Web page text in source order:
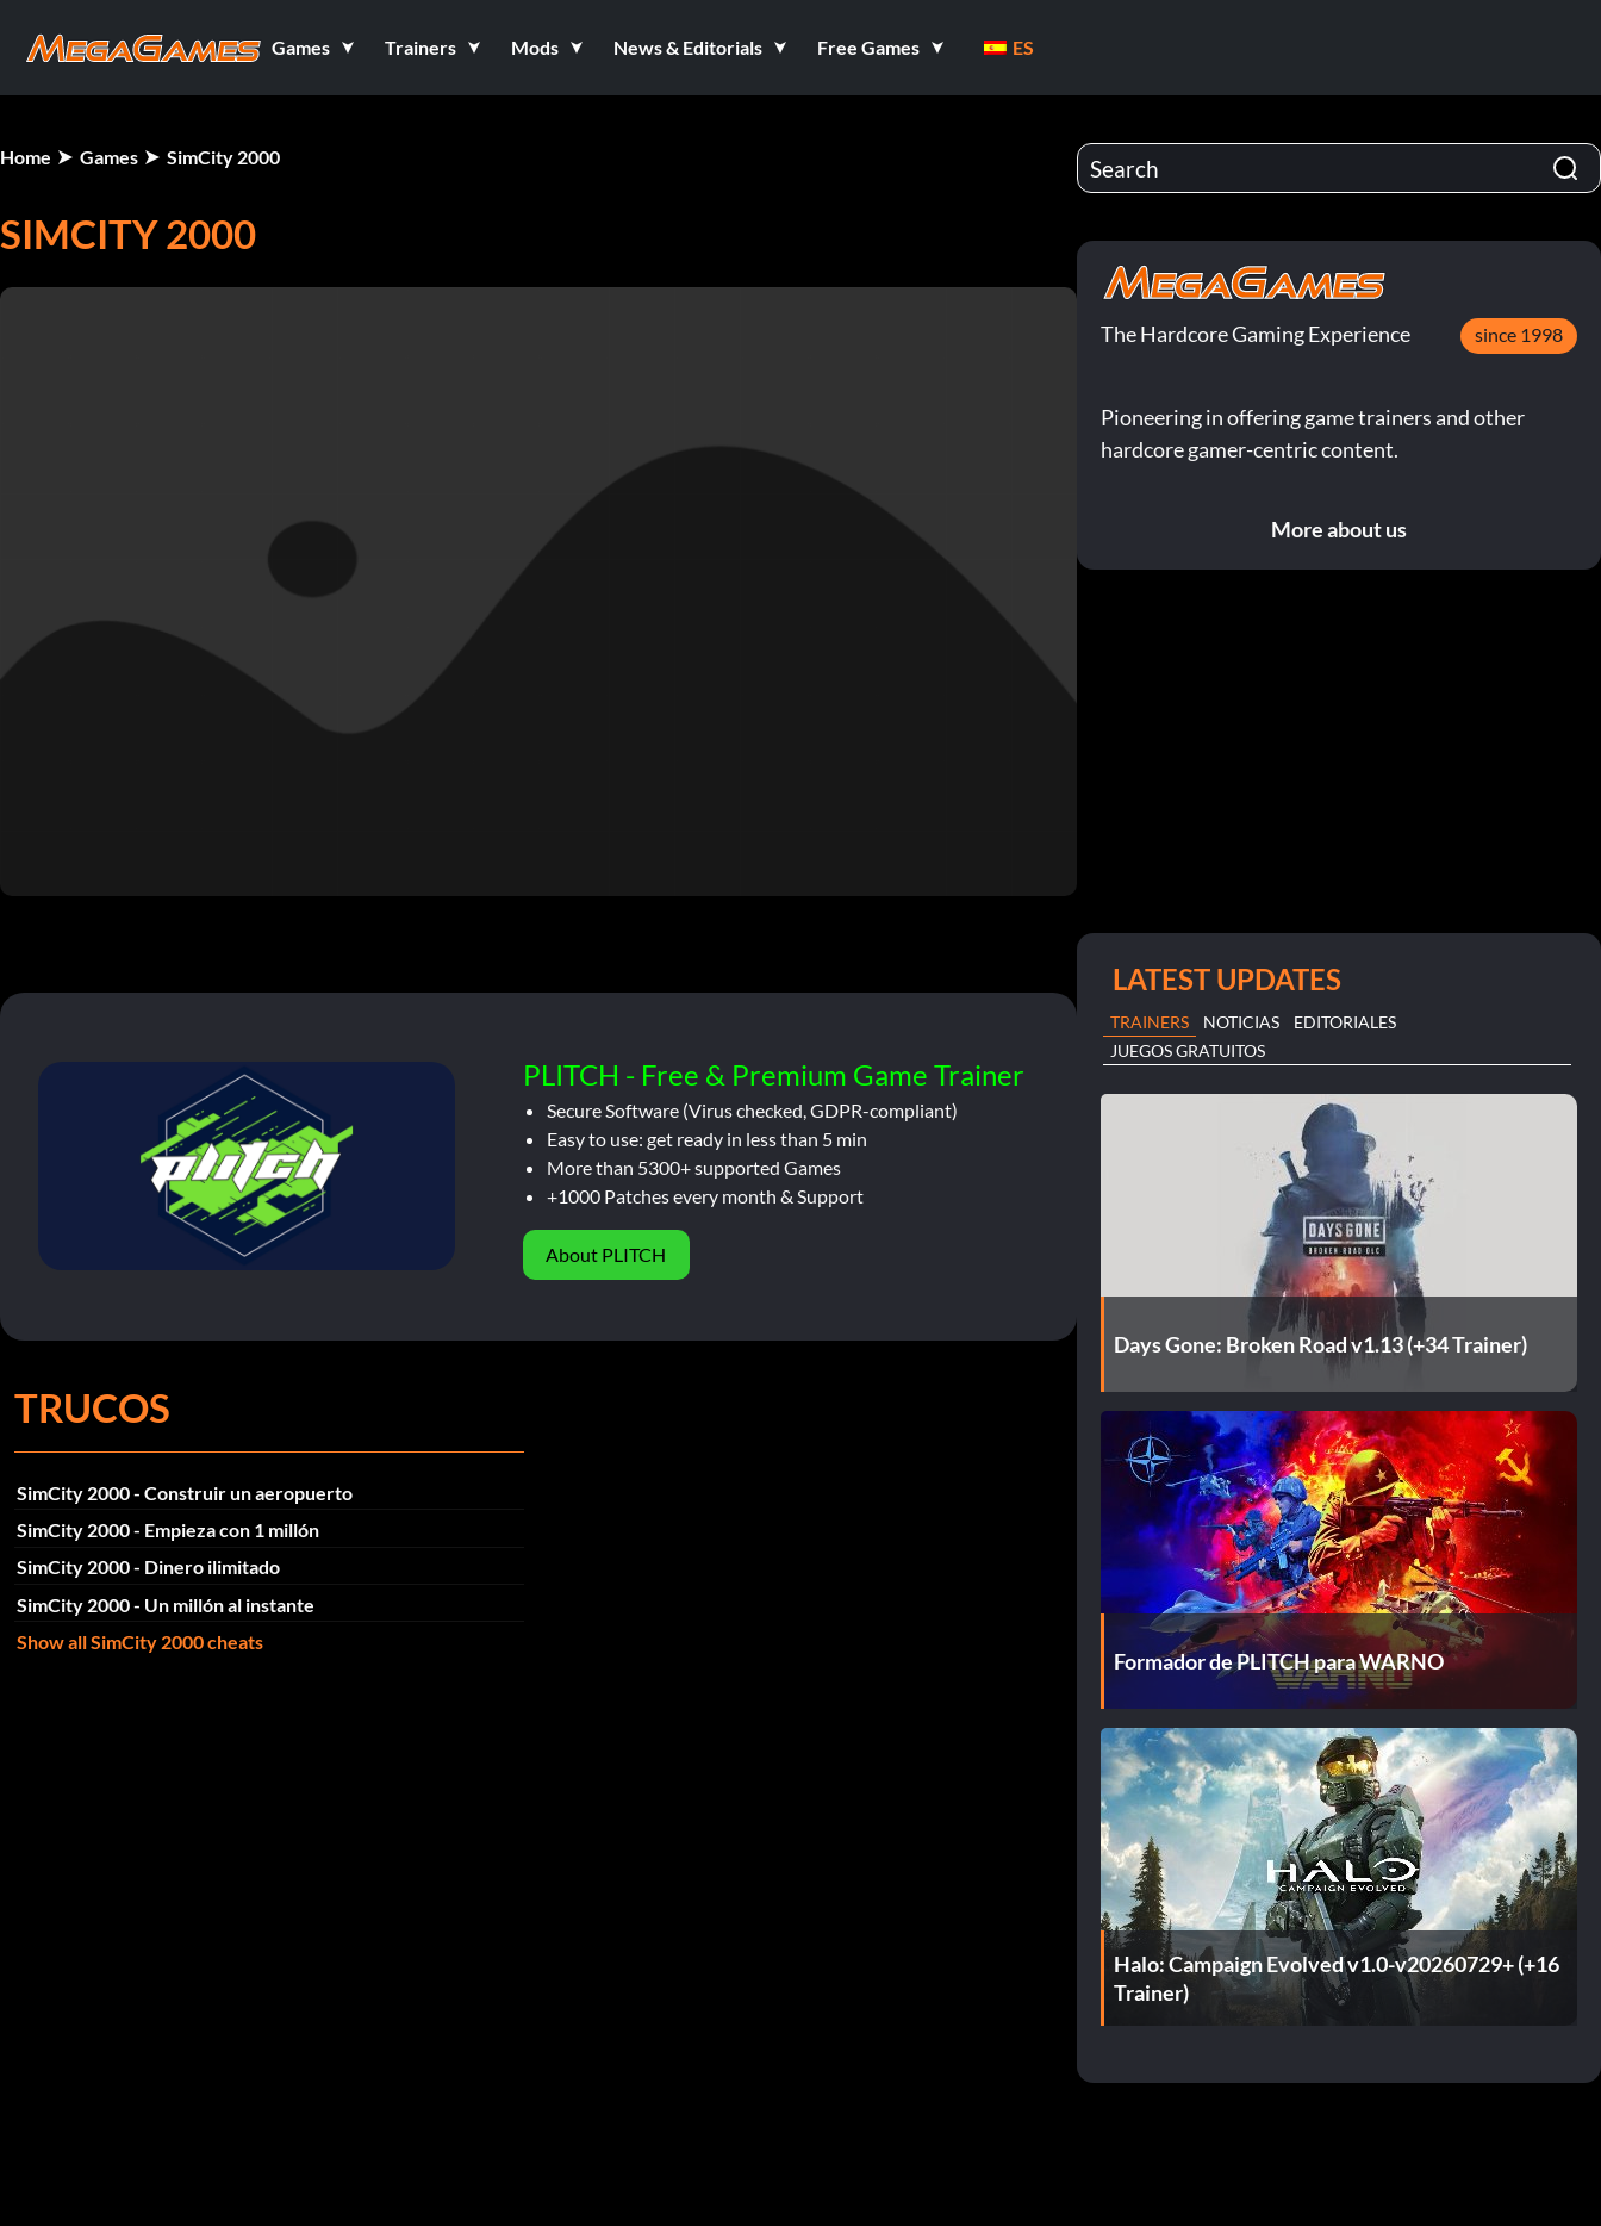
Games Trainers Mods News & Editorials Free Games ES
Home Games SimCity 2000
SIMCITY 2000
PLITCH - Free & Premium Game Trainer
Secure Software (Virus checked, GDPR-compliant)
Easy to use: get ready in less than 5 min
More than 5300+ supported Games
+1000 Patches every month & Support
About PLITCH
TRUCOS
SimCity 2000 - Construir un aeropuerto
SimCity 2000 - Empieza con 1 millón
SimCity 2000 - Dinero ilimitado
SimCity 2000 - Un millón al instante
Show all SimCity 2000 cheats
The Hardcore Gaming Experience since 1998
Pioneering in offering game trainers and other
hardcore gamer-centric content.
More about us
LATEST UPDATES
TRAINERS NOTICIAS
EDITORIALES
JUEGOS GRATUITOS
Days Gone: Broken Road v1.13 (+34 Trainer)
Formador de PLITCH para WARNO
Halo: Campaign Evolved v1.0-v20260729+ (+16
Trainer)